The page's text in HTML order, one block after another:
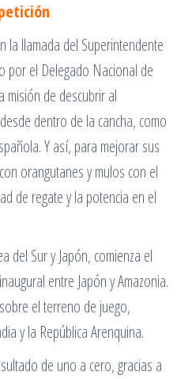
la llamada del Superintendente
por el Delegado Nacional de
misión de descubrir al
dentro de la cancha, como
Y así, para mejorar sus
orangutanes y mulos con el
de regate y la potencia en el
del Sur y Japón, comienza el
entre Japón y Amazonia.
el terreno de juego,
y la República Arenquina.
de uno a cero, gracias a